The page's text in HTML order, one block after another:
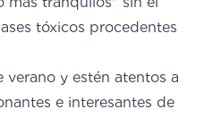
tóxicos procedentes
verano y estén atentos a
e interesantes de